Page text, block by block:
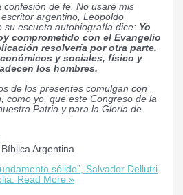
de fe. No usaré mis
argentino, Leopoldo
su escueta autobiografía dice: Yo
comprometido con el Evangelio
resolvería por otra parte,
y sociales, físico y
los hombres.
de los presentes comulgan con
como yo, que este Congreso de la
Patria y para la Gloria de
Argentina
sólido”, Salvador Dellutri
Read More »